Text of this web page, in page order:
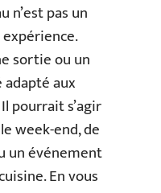
n’est pas un
sortie ou un
aux
pourrait s’agir
week-end, de
un événement
En vous